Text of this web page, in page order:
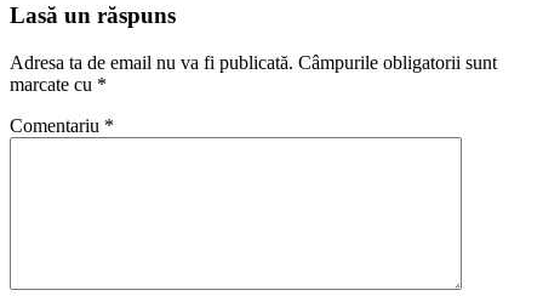
Lasă un răspuns
Adresa ta de email nu va fi publicată. Câmpurile obligatorii sunt
marcate cu *
Comentariu *